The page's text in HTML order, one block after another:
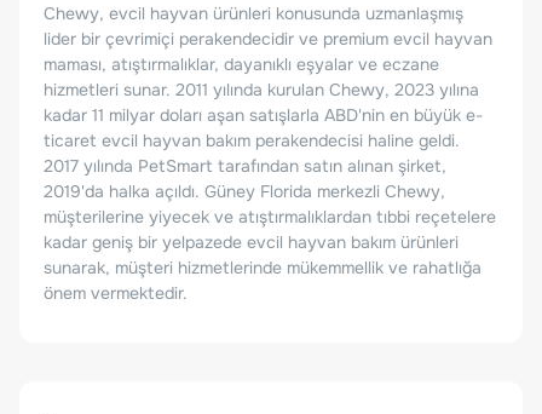
Chewy, evcil hayvan ürünleri konusunda uzmanlaşmış
lider bir çevrimiçi perakendecidir ve premium evcil hayvan
maması, atıştırmalıklar, dayanıklı eşyalar ve eczane
hizmetleri sunar. 2011 yılında kurulan Chewy, 2023 yılına
kadar 11 milyar doları aşan satışlarla ABD'nin en büyük e-
ticaret evcil hayvan bakım perakendecisi haline geldi.
2017 yılında PetSmart tarafından satın alınan şirket,
2019'da halka açıldı. Güney Florida merkezli Chewy,
müşterilerine yiyecek ve atıştırmalıklardan tıbbi reçetelere
kadar geniş bir yelpazede evcil hayvan bakım ürünleri
sunarak, müşteri hizmetlerinde mükemmellik ve rahatlığa
önem vermektedir.